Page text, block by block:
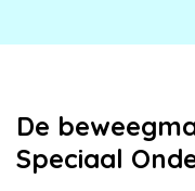
De
Speciaal